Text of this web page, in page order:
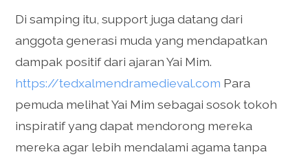
Di samping itu, support juga datang dari
anggota generasi muda yang mendapatkan
dampak positif dari ajaran Yai Mim.
https://tedxalmendramedieval.com Para
pemuda melihat Yai Mim sebagai sosok tokoh
inspiratif yang dapat mendorong mereka
mereka agar lebih mendalami agama tanpa